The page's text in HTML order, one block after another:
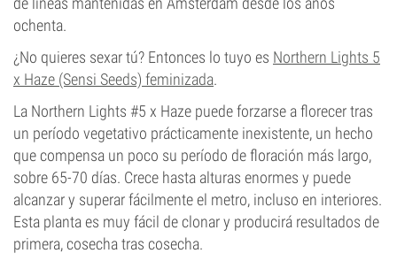
ochenta.
¿No quieres sexar tú? Entonces lo tuyo es Northern Lights 5
x Haze (Sensi Seeds) feminizada.
La Northern Lights #5 x Haze puede forzarse a florecer tras
un período vegetativo prácticamente inexistente, un hecho
que compensa un poco su período de floración más largo,
sobre 65-70 días. Crece hasta alturas enormes y puede
alcanzar y superar fácilmente el metro, incluso en interiores.
Esta planta es muy fácil de clonar y producirá resultados de
primera, cosecha tras cosecha.